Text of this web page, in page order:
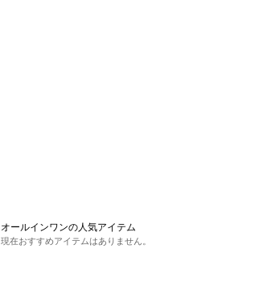
オールインワンの人気アイテム
現在おすすめアイテムはありません。